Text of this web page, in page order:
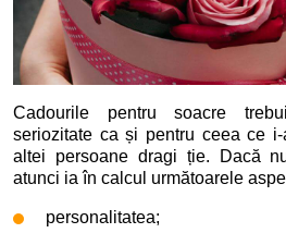
Cadourile pentru soacre
seriozitate ca și pentru ceea ce
altei persoane dragi ție. Dacă
atunci ia în calcul următoarele
personalitatea;